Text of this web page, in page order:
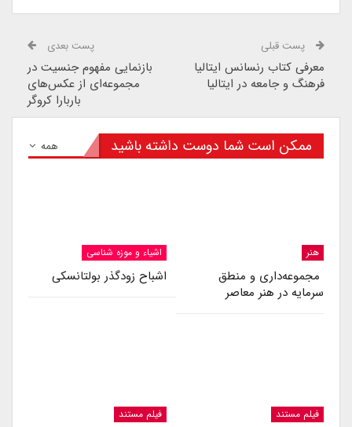
پست قبلی
معرفی کتاب رنسانس ایتالیا
فرهنگ و جامعه در ایتالیا
پست بعدی
بازنمایی مفهوم جنسیت در
مجموعه‌ای از عکس‌های
باربارا کروگر
همه ممکن است شما دوست داشته باشید
هنر
مجموعه‌داری و منطق
سرمایه در هنر معاصر
اشیاء و موزه شناسی
اشباح زودگذر بولتانسکی
فیلم مستند فیلم مستند